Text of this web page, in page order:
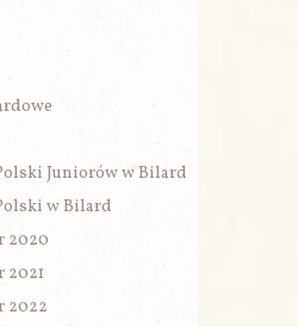
Juniorów w Bilard
w Bilard
2020
2022